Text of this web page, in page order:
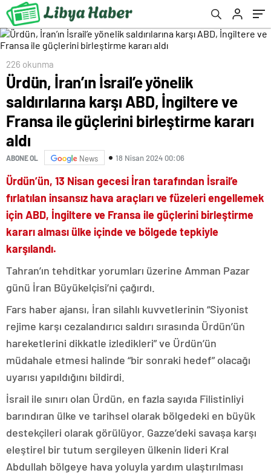
birleştirme kararı aldı
226 okunma
Ürdün, İran’ın İsrail’e yönelik
saldırılarına karşı ABD, İngiltere ve
Fransa ile güçlerini birleştirme kararı
aldı
ABONE OL News 18 Nisan 2024 00:06
Ürdün’ün, 13 Nisan gecesi İran tarafından İsrail’e
fırlatılan insansız hava araçları ve füzeleri engellemek
için ABD, İngiltere ve Fransa ile güçlerini birleştirme
kararı alması ülke içinde ve bölgede tepkiyle
karşılandı.
Tahran’ın tehditkar yorumları üzerine Amman Pazar
günü İran Büyükelçisi’ni çağırdı.
Fars haber ajansı, İran silahlı kuvvetlerinin “Siyonist
rejime karşı cezalandırıcı saldırı sırasında Ürdün’ün
hareketlerini dikkatle izledikleri” ve Ürdün’ün
müdahale etmesi halinde “bir sonraki hedef” olacağı
uyarısı yapıldığını bildirdi.
İsrail ile sınırı olan Ürdün, en fazla sayıda Filistinliyi
barındıran ülke ve tarihsel olarak bölgedeki en büyük
destekçileri olarak görülüyor. Gazze’deki savaşa karşı
eleştirel bir tutum sergileyen ülkenin lideri Kral
Abdullah bölgeye hava yoluyla yardım ulaştırılması